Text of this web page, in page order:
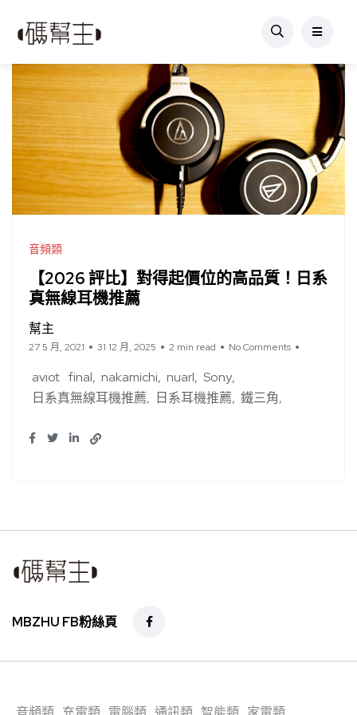
音頻類
【2026 評比】對得起價位的高品質！日系
真無線耳機推薦
幫主
27 5 月, 2021 31 12 月, 2025 2 min read No Comments
aviot final nakamichi nuarl Sony
日系真無線耳機推薦
日系耳機推薦 鐵三角
MBZHU FB粉絲頁